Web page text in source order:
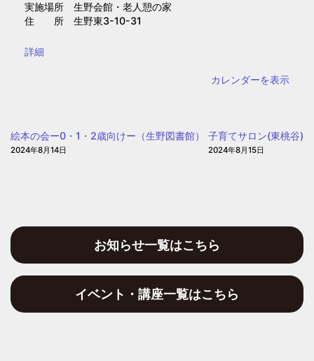
実施場所 生野会館・老人憩の家
住 所 生野東3-10-31
{title}
詳細
カレンダーを表示
絵本の会ー0・1・2歳向けー（生野図書館）
2024年8月14日
子育てサロン(東桃谷)
2024年8月15日
お知らせ一覧はこちら
イベント・講座一覧はこちら